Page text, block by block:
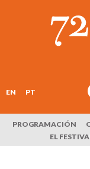
EN PT
PROGRAMACIÓN
EL